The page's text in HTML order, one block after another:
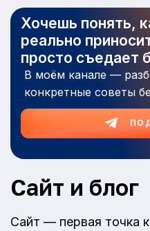
Хочешь понять,
реально
просто съедает
В моём канале —
конкретные советы
Сайт и блог
Сайт — первая точка